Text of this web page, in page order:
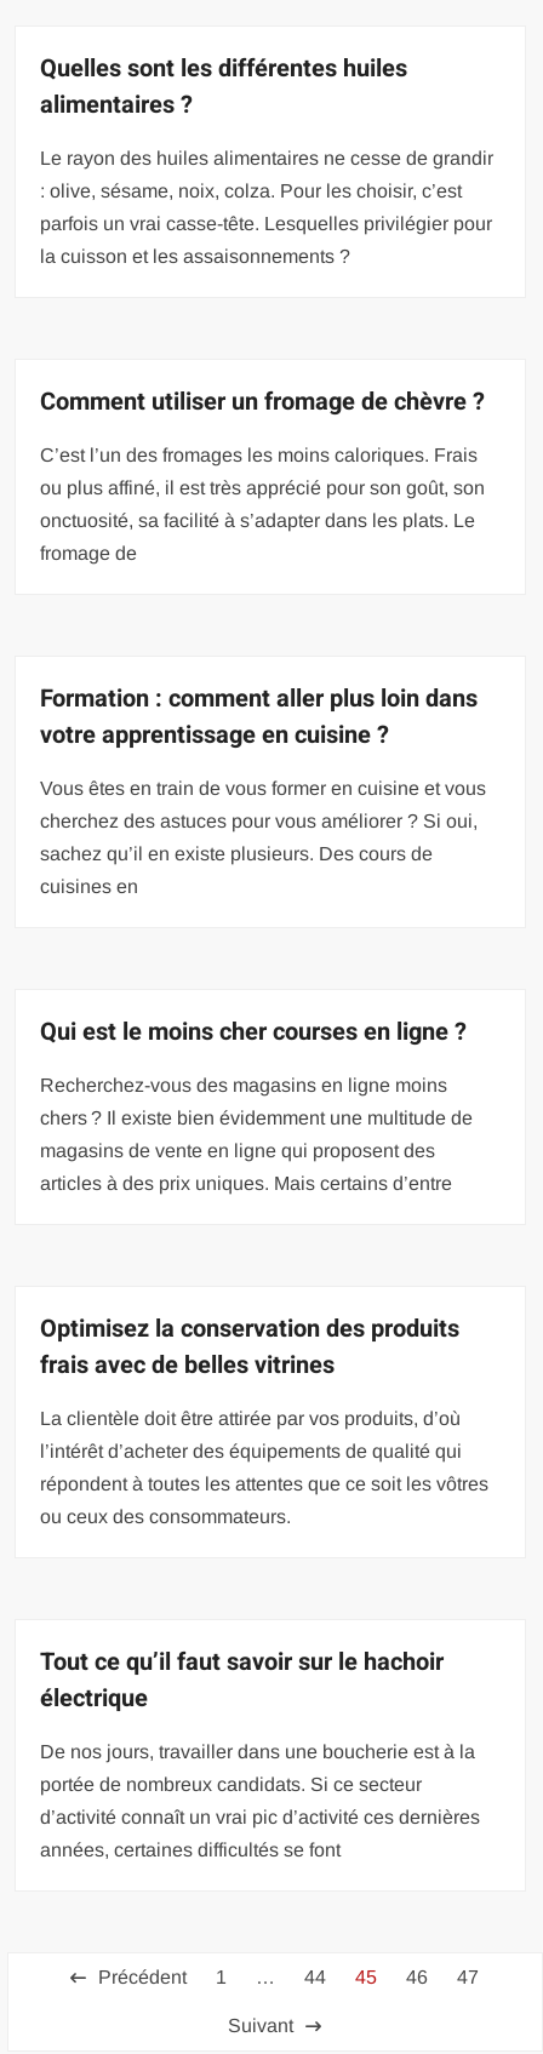
Quelles sont les différentes huiles
alimentaires ?
Le rayon des huiles alimentaires ne cesse de grandir
: olive, sésame, noix, colza. Pour les choisir, c’est
parfois un vrai casse-tête. Lesquelles privilégier pour
la cuisson et les assaisonnements ?
Comment utiliser un fromage de chèvre ?
C’est l’un des fromages les moins caloriques. Frais
ou plus affiné, il est très apprécié pour son goût, son
onctuosité, sa facilité à s’adapter dans les plats. Le
fromage de
Formation : comment aller plus loin dans
votre apprentissage en cuisine ?
Vous êtes en train de vous former en cuisine et vous
cherchez des astuces pour vous améliorer ? Si oui,
sachez qu’il en existe plusieurs. Des cours de
cuisines en
Qui est le moins cher courses en ligne ?
Recherchez-vous des magasins en ligne moins
chers ? Il existe bien évidemment une multitude de
magasins de vente en ligne qui proposent des
articles à des prix uniques. Mais certains d’entre
Optimisez la conservation des produits
frais avec de belles vitrines
La clientèle doit être attirée par vos produits, d’où
l’intérêt d’acheter des équipements de qualité qui
répondent à toutes les attentes que ce soit les vôtres
ou ceux des consommateurs.
Tout ce qu’il faut savoir sur le hachoir
électrique
De nos jours, travailler dans une boucherie est à la
portée de nombreux candidats. Si ce secteur
d’activité connaît un vrai pic d’activité ces dernières
années, certaines difficultés se font
Pagination
Précédent 1 … 44 45 46 47
Suivant